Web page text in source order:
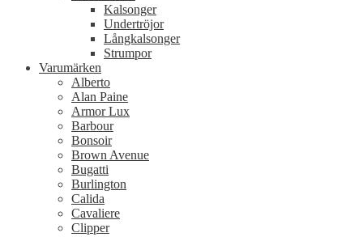
Kalsonger
Undertröjor
Långkalsonger
Strumpor
Varumärken
Alberto
Alan Paine
Armor Lux
Barbour
Bonsoir
Brown Avenue
Bugatti
Burlington
Calida
Cavaliere
Clipper